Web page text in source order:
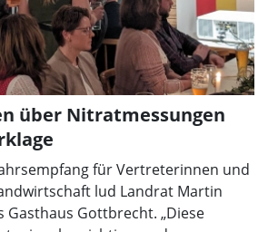
über Nitratmessungen
für Vertreterinnen und
lud Landrat Martin
Gasthaus Gottbrecht. „Diese